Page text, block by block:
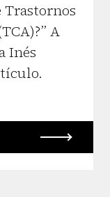
Trastornos
A
Inés